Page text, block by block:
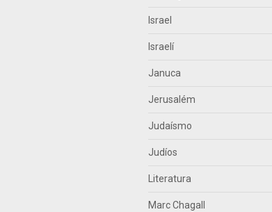
Israel
Israelí
Januca
Jerusalém
Judaísmo
Judíos
Literatura
Marc Chagall